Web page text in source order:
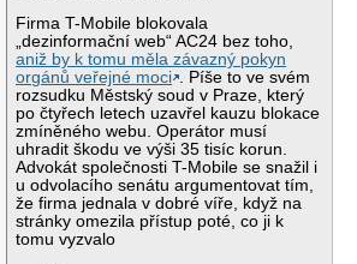
Firma T-Mobile blokovala
„dezinformační web“ AC24 bez toho,
aniž by k tomu měla závazný pokyn
orgánů veřejné moci . Píše to ve svém
rozsudku Městský soud v Praze, který
po čtyřech letech uzavřel kauzu blokace
zmíněného webu. Operátor musí
uhradit škodu ve výši 35 tisíc korun.
Advokát společnosti T-Mobile se snažil i
u odvolacího senátu argumentovat tím,
že firma jednala v dobré víře, když na
stránky omezila přístup poté, co ji k
tomu vyzvalo